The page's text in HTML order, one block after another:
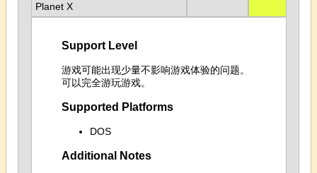
Planet X
Support Level
游戏可能出现少量不影响游戏体验的问题。
可以完全游玩游戏。
Supported Platforms
DOS
Additional Notes